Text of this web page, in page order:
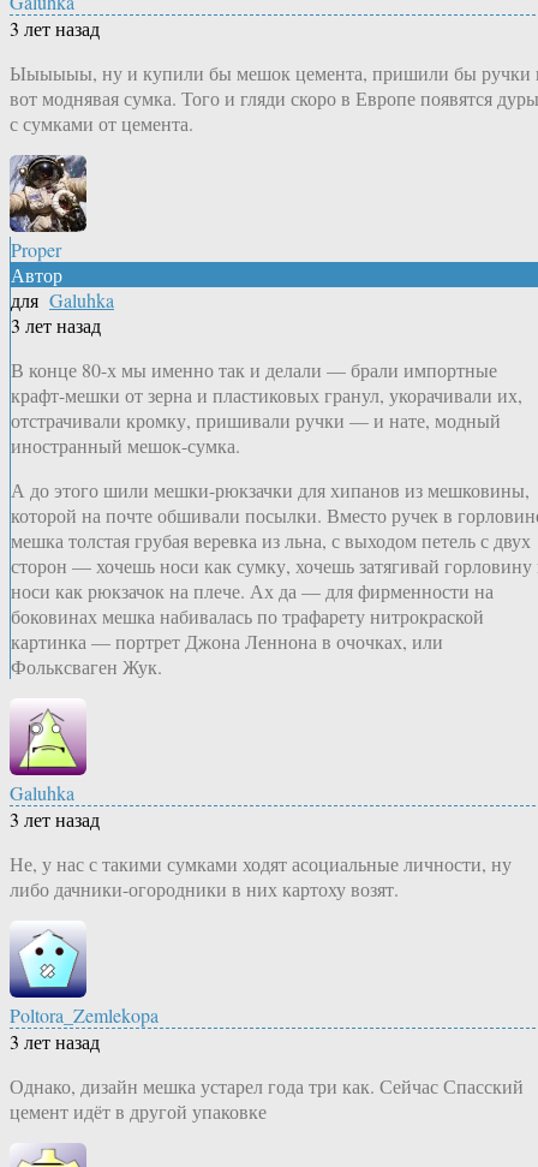
3 лет назад
Ыыыыыы, ну и купили бы мешок цемента, пришили бы ручки
вот моднявая сумка. Того и гляди скоро в Европе появятся дуры
с сумками от цемента.
Proper
Автор
для Galuhka
3 лет назад
В конце 80-х мы именно так и делали — брали импортные
крафт-мешки от зерна и пластиковых гранул, укорачивали их,
отстрачивали кромку, пришивали ручки — и нате, модный
иностранный мешок-сумка.
А до этого шили мешки-рюкзачки для хипанов из мешковины,
которой на почте обшивали посылки. Вместо ручек в
мешка толстая грубая веревка из льна, с выходом петель с двух
сторон — хочешь носи как сумку, хочешь затягивай горловину
носи как рюкзачок на плече. Ах да — для фирменности на
боковинах мешка набивалась по трафарету нитрокраской
картинка — портрет Джона Леннона в очочках, или
Фольксваген Жук.
Galuhka
3 лет назад
Не, у нас с такими сумками ходят асоциальные личности, ну
либо дачники-огородники в них картоху возят.
Poltora_Zemlekopa
3 лет назад
Однако, дизайн мешка устарел года три как. Сейчас Спасский
цемент идёт в другой упаковке